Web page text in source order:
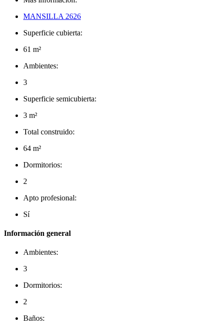
MANSILLA 2626
Superficie cubierta:
61 m²
Ambientes:
3
Superficie semicubierta:
3 m²
Total construido:
64 m²
Dormitorios:
2
Apto profesional:
Sí
Información general
Ambientes:
3
Dormitorios:
2
Baños: